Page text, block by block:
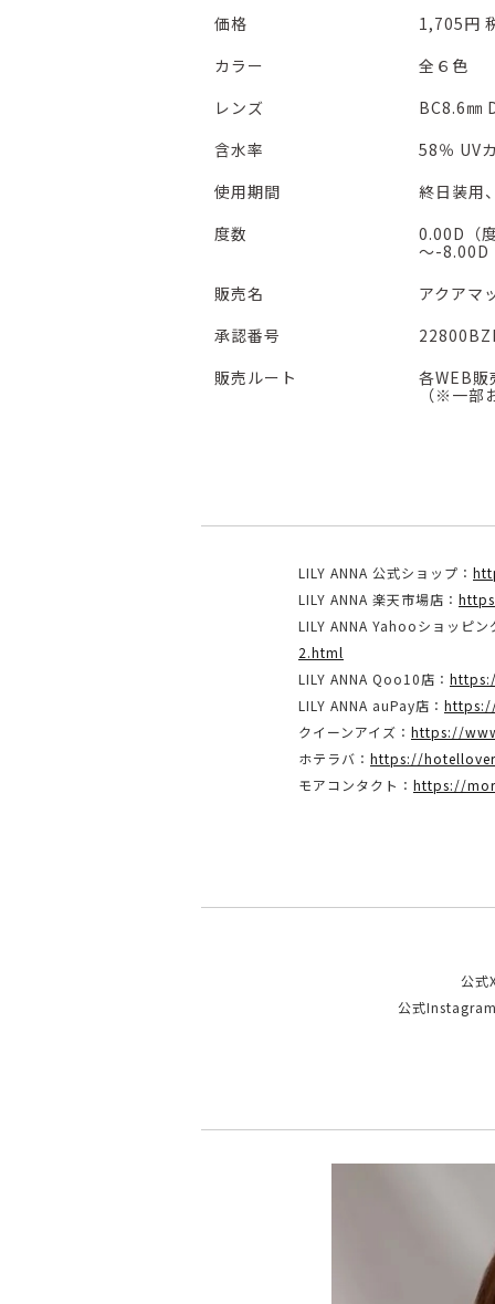
価格
1,705円
カラー
全６色
レンズ
BC8.6㎜
含水率
58％ UV
使用期間
終日装用
度数
0.00D（
～-8.00D
販売名
アクアマ
承認番号
販売ルート
各WEB販
（※一部
LILY ANNA 公式ショップ：
LILY ANNA 楽天市場店：
LILY ANNA Yahooショッピン
2.html
LILY ANNA Qoo10店：
LILY ANNA auPay店：
クイーンアイズ： https://
ホテラバ： https://
モアコンタクト： https://
公式
公式